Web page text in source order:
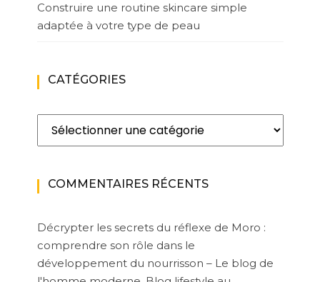
Construire une routine skincare simple
adaptée à votre type de peau
CATÉGORIES
Catégories
COMMENTAIRES RÉCENTS
Décrypter les secrets du réflexe de Moro :
comprendre son rôle dans le
développement du nourrisson – Le blog de